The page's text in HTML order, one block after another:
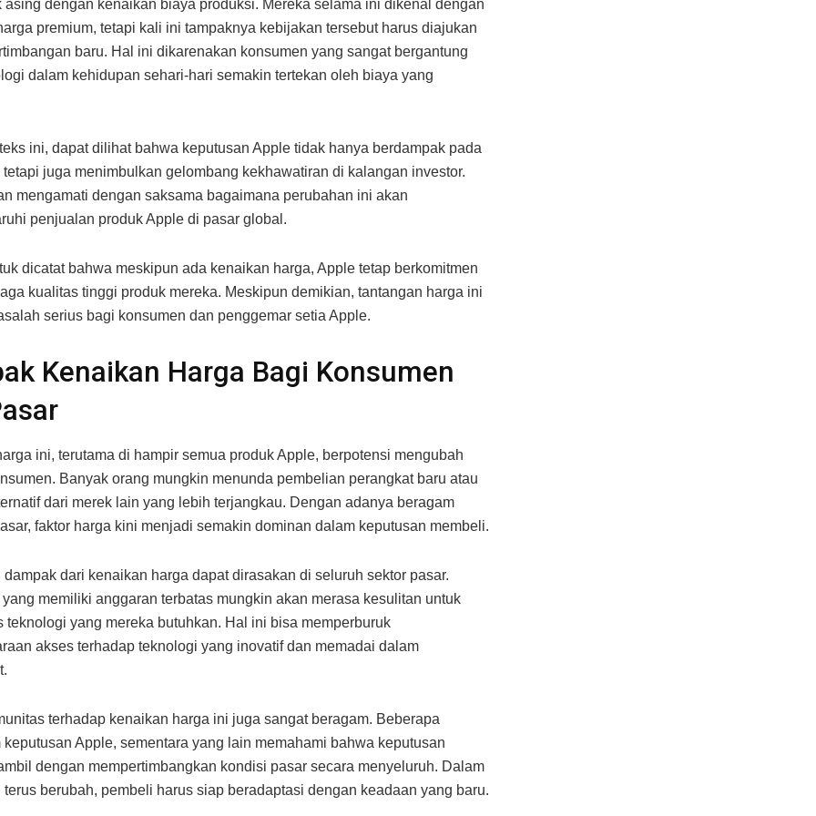
asing dengan kenaikan biaya produksi. Mereka selama ini dikenal dengan
premium, tetapi kali ini tampaknya kebijakan tersebut harus diajukan
baru. Hal ini dikarenakan konsumen yang sangat bergantung
dalam kehidupan sehari-hari semakin tertekan oleh biaya yang
ini, dapat dilihat bahwa keputusan Apple tidak hanya berdampak pada
tetapi juga menimbulkan gelombang kekhawatiran di kalangan investor.
mengamati dengan saksama bagaimana perubahan ini akan
penjualan produk Apple di pasar global.
dicatat bahwa meskipun ada kenaikan harga, Apple tetap berkomitmen
kualitas tinggi produk mereka. Meskipun demikian, tantangan harga ini
serius bagi konsumen dan penggemar setia Apple.
Kenaikan Harga Bagi Konsumen
ini, terutama di hampir semua produk Apple, berpotensi mengubah
Banyak orang mungkin menunda pembelian perangkat baru atau
dari merek lain yang lebih terjangkau. Dengan adanya beragam
faktor harga kini menjadi semakin dominan dalam keputusan membeli.
dari kenaikan harga dapat dirasakan di seluruh sektor pasar.
memiliki anggaran terbatas mungkin akan merasa kesulitan untuk
teknologi yang mereka butuhkan. Hal ini bisa memperburuk
akses terhadap teknologi yang inovatif dan memadai dalam
terhadap kenaikan harga ini juga sangat beragam. Beberapa
keputusan Apple, sementara yang lain memahami bahwa keputusan
dengan mempertimbangkan kondisi pasar secara menyeluruh. Dalam
berubah, pembeli harus siap beradaptasi dengan keadaan yang baru.